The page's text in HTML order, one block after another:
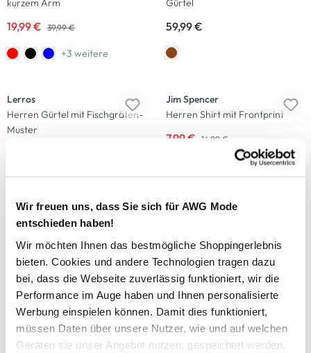
Wir freuen uns, dass Sie sich für AWG Mode
entschieden haben!
Wir möchten Ihnen das bestmögliche Shoppingerlebnis
bieten. Cookies und andere Technologien tragen dazu
bei, dass die Webseite zuverlässig funktioniert, wir die
Performance im Auge haben und Ihnen personalisierte
Werbung einspielen können. Damit dies funktioniert,
müssen Daten über unsere Nutzer, wie und auf welchen
Geräten sie unser Angebot nutzen, gespeichert werden.
kurzem Arm
19,99 € 39,99 €
+3 weitere
Gürtel
59,99 €
Lerros
Herren Gürtel mit Fischgräten-
Muster
Jim Spencer
Herren Shirt mit Frontprint
7,99 € 14,99 €
+3 weitere
Jim Spencer
Herren Shorty mit Streifen
19,99 € 29,99 €
Herren Poloshirt mit
Brusttasche
15,99 € 29,99 €
+1 weitere
-33% -33 %